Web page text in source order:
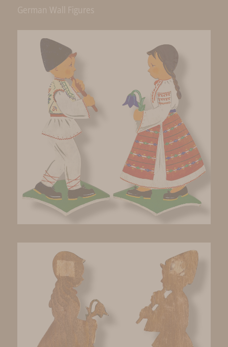
German Wall Figures